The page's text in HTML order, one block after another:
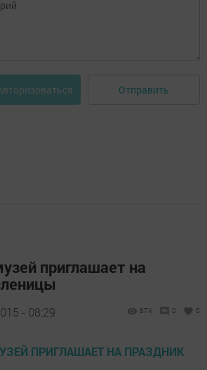
Отправить
приглашает на
- 08:29 874 0 0